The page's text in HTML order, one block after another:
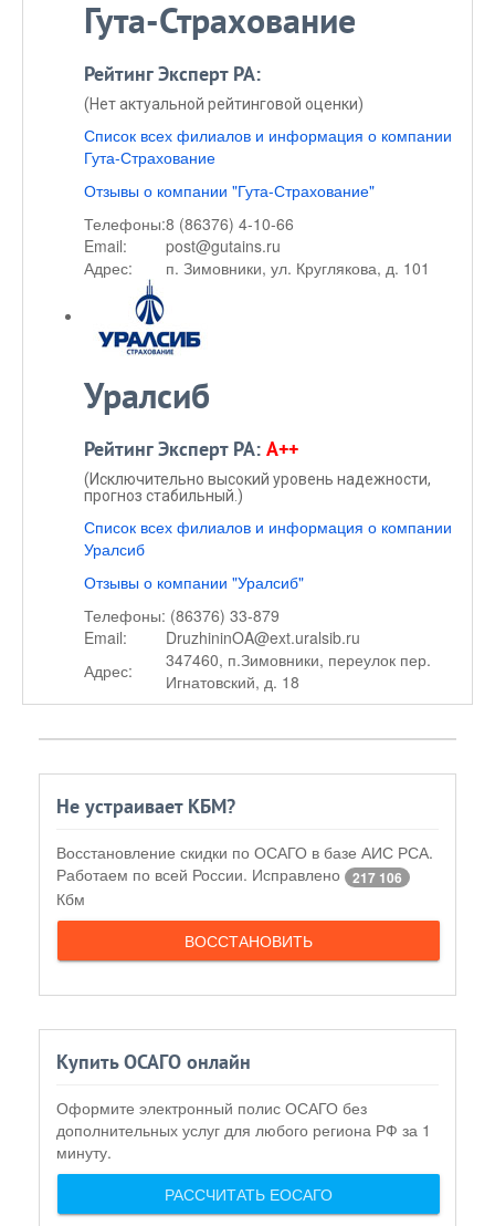
Гута-Страхование
Рейтинг Эксперт РА:
(Нет актуальной рейтинговой оценки)
Список всех филиалов и информация о компании
Гута-Страхование
Отзывы о компании "Гута-Страхование"
Телефоны:8 (86376) 4-10-66
Email:
post@gutains.ru
Адрес:
п. Зимовники, ул. Круглякова, д. 101
Уралсиб
Рейтинг Эксперт РА: A++
(Исключительно высокий уровень надежности,
прогноз стабильный.)
Список всех филиалов и информация о компании
Уралсиб
Отзывы о компании "Уралсиб"
Телефоны: (86376) 33-879
Email:
DruzhininOA@ext.uralsib.ru
Адрес:
347460, п.Зимовники, переулок пер.
Игнатовский, д. 18
Не устраивает КБМ?
Восстановление скидки по ОСАГО в базе АИС РСА.
Работаем по всей России. Исправлено
217 106
Кбм
ВОССТАНОВИТЬ
Купить ОСАГО онлайн
Оформите электронный полис ОСАГО без
дополнительных услуг для любого региона РФ за 1
минуту.
РАССЧИТАТЬ ЕОСАГО